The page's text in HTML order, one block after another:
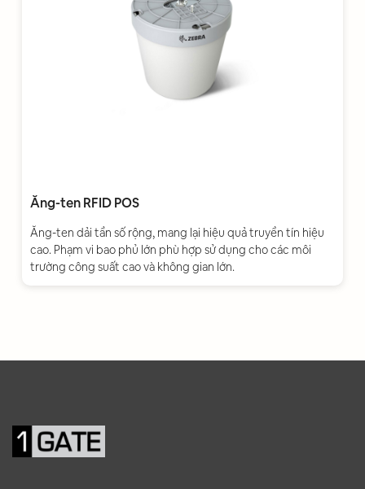
Ăng-ten RFID POS
Ăng-ten dải tần số rộng, mang lại hiệu quả truyền tín hiệu
cao. Phạm vi bao phủ lớn phù hợp sử dụng cho các môi
trường công suất cao và không gian lớn.